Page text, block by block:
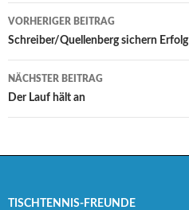
Beitrags-
Navigation
VORHERIGER BEITRAG
Schreiber/Quellenberg sichern Erfolg
NÄCHSTER BEITRAG
Der Lauf hält an
TISCHTENNIS-FREUNDE